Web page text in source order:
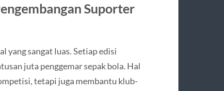
Suporter
yang sangat luas. Setiap edisi
juta penggemar sepak bola. Hal
tetapi juga membantu klub-